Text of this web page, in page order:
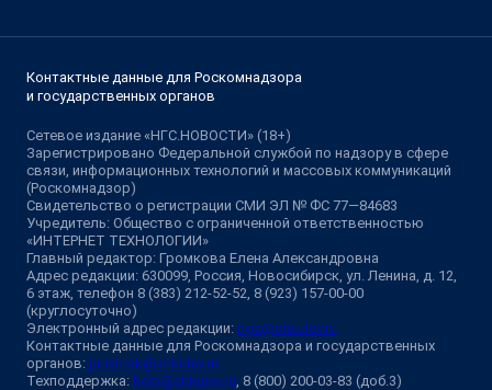
Контактные данные для Роскомнадзора
и государственных органов
Сетевое издание «НГС.НОВОСТИ» (18+)
Зарегистрировано Федеральной службой по надзору в сфере
связи, информационных технологий и массовых коммуникаций
(Роскомнадзор)
Свидетельство о регистрации СМИ ЭЛ № ФС 77—84683
Учредитель: Общество с ограниченной ответственностью
«ИНТЕРНЕТ ТЕХНОЛОГИИ»
Главный редактор: Громкова Елена Александровна
Адрес редакции: 630099, Россия, Новосибирск, ул. Ленина, д. 12,
6 этаж, телефон 8 (383) 212-52-52, 8 (923) 157-00-00
(круглосуточно)
Электронный адрес редакции: ngs@shkulev.ru
Контактные данные для Роскомнадзора и государственных
органов: juristnsk@shkulev.ru
Техподдержка: help@shkulev.ru , 8 (800) 200-03-83 (доб.3)